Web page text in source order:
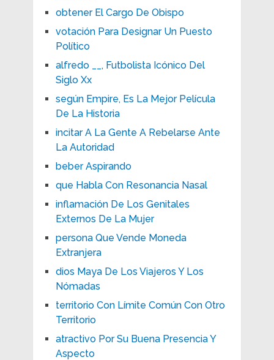
obtener El Cargo De Obispo
votación Para Designar Un Puesto
Político
alfredo __, Futbolista Icónico Del
Siglo Xx
según Empire, Es La Mejor Película
De La Historia
incitar A La Gente A Rebelarse Ante
La Autoridad
beber Aspirando
que Habla Con Resonancia Nasal
inflamación De Los Genitales
Externos De La Mujer
persona Que Vende Moneda
Extranjera
dios Maya De Los Viajeros Y Los
Nómadas
territorio Con Límite Común Con Otro
Territorio
atractivo Por Su Buena Presencia Y
Aspecto